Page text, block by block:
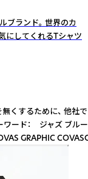
ブランド。 世界のカ
にしてくれるTシャツ
るために
ジャズ ブ
GRAPHIC